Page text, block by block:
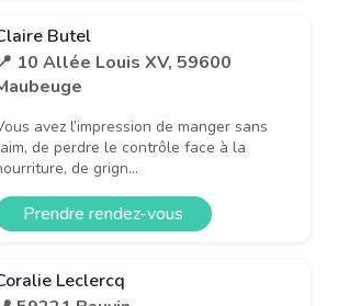
Butel
10 Allée Louis XV, 59600
avez l’impression de manger sans
de perdre le contrôle face à la
de grign...
Prendre rendez-vous
Leclercq